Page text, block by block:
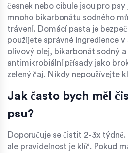
česnek nebo cibule jsou pro
mnoho bikarbonátu sodného
trávení. Domácí pasta je
použijete správné ingredience v
olivový olej, bikarbonát sodný
antimikrobiální přísady jako
zelený čaj. Nikdy nepoužívejte
Jak často bych měl
psu?
Doporučuje se čistit 2-3x týdně.
ale pravidelnost je klíč. Pokud